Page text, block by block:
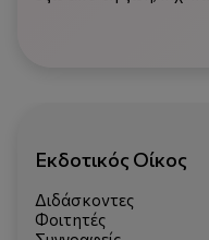
Εκδοτικός Οίκος
Διδάσκοντες
Φοιτητές